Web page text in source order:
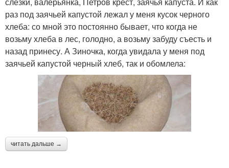
раз под заячьей капустой лежал у меня кусок черного
хлеба: со мной это постоянно бывает, что когда не
возьму хлеба в лес, голодно, а возьму забуду съесть и
назад принесу. А Зиночка, когда увидала у меня под
заячьей капустой черный хлеб, так и обомлела:
читать дальше →